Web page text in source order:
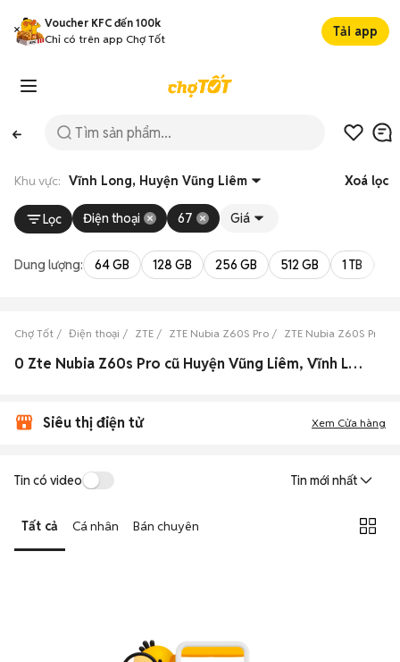
Voucher KFC đến 100k
Chỉ có trên app Chợ Tốt
Tải app
Khu vực: Vĩnh Long, Huyện Vũng Liêm Xoá lọc
Lọc Điện thoại 67 Giá
Dung lượng: 64 GB 128 GB 256 GB 512 GB 1 TB
Chợ Tốt Điện thoại ZTE ZTE Nubia Z60S Pro ZTE Nubia Z60S Pro
0 Zte Nubia Z60s Pro cũ Huyện Vũng Liêm, Vĩnh Long đẹp
Siêu thị điện tử Xem Cửa hàng
Tin có video Tin mới nhất
Tất cả Cá nhân Bán chuyên